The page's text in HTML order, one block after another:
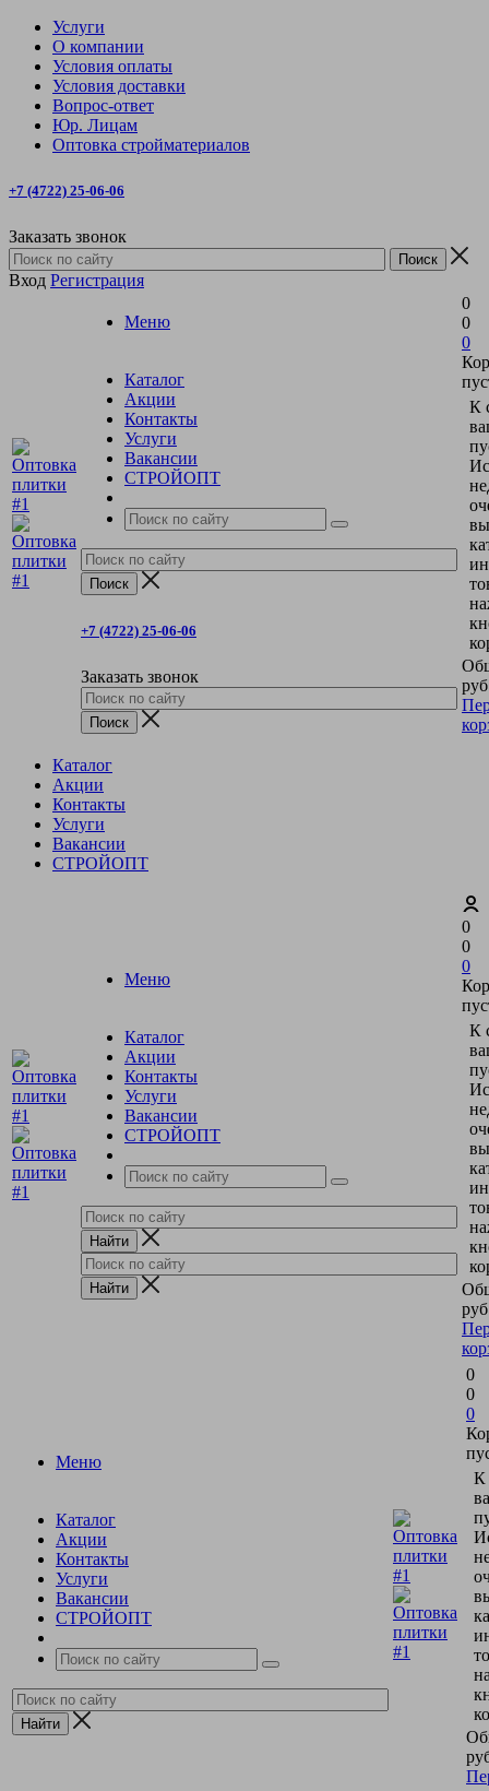
Услуги
О компании
Условия оплаты
Условия доставки
Вопрос-ответ
Юр. Лицам
Оптовка стройматериалов
+7 (4722) 25-06-06
Заказать звонок
Вход Регистрация
Меню
Каталог
Акции
Контакты
Услуги
Вакансии
СТРОЙОПТ
+7 (4722) 25-06-06
Заказать звонок
0
0
0
К
Каталог
Акции
Контакты
Услуги
Вакансии
СТРОЙОПТ
Меню
Каталог
Акции
Контакты
Услуги
Вакансии
СТРОЙОПТ
0
0
0
К
Меню
Каталог
Акции
Контакты
Услуги
Вакансии
СТРОЙОПТ
0
0
0
К